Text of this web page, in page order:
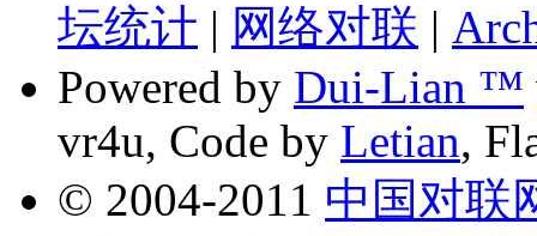
坛统计 | 网络对联 |
Powered by Dui-Lian ™
vr4u, Code by Letian,
© 2004-2011 中国对联